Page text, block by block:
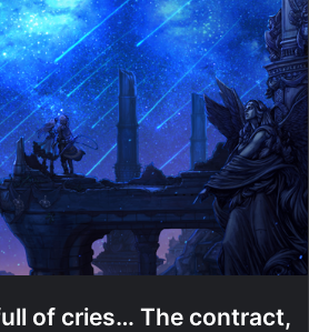
of cries… The contract,